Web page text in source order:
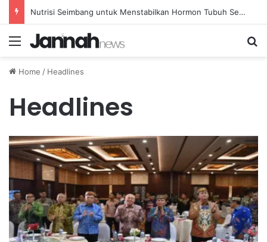
Nutrisi Seimbang untuk Menstabilkan Hormon Tubuh Secara Alami dan Aman Setiap Hari
Menu
Home / Headlines
Headlines